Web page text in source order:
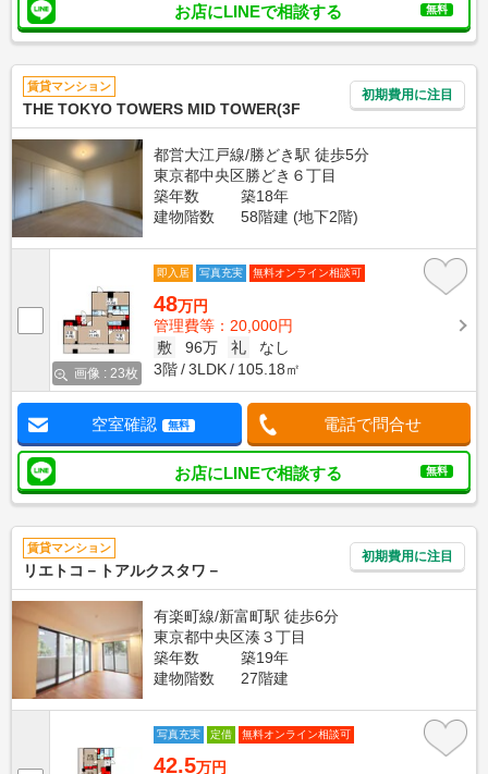
お店にLINEで相談する 無料
賃貸マンション
THE TOKYO TOWERS MID TOWER(3F
初期費用に注目
都営大江戸線/勝どき駅 徒歩5分
東京都中央区勝どき６丁目
築年数
築18年
建物階数
58階建 (地下2階)
画像 : 23枚
即入居 写真充実 無料オンライン相談可
48万円
管理費等：20,000円
敷
96万 礼
なし
3階
3LDK 105.18㎡
空室確認 無料 電話で問合せ
お店にLINEで相談する 無料
賃貸マンション
リエトコ－トアルクスタワ－
初期費用に注目
有楽町線/新富町駅 徒歩6分
東京都中央区湊３丁目
築年数
築19年
建物階数
27階建
写真充実 定借 無料オンライン相談可
42.5万円